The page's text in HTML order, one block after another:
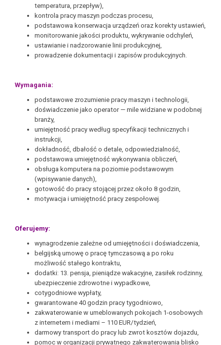
temperatura, przepływ),
kontrola pracy maszyn podczas procesu,
podstawowa konserwacja urządzeń oraz korekty ustawień,
monitorowanie jakości produktu, wykrywanie odchyleń,
ustawianie i nadzorowanie linii produkcyjnej,
prowadzenie dokumentacji i zapisów produkcyjnych.
Wymagania:
podstawowe zrozumienie pracy maszyn i technologii,
doświadczenie jako operator — mile widziane w podobnej
branży,
umiejętność pracy według specyfikacji technicznych i
instrukcji,
dokładność, dbałość o detale, odpowiedzialność,
podstawowa umiejętność wykonywania obliczeń,
obsługa komputera na poziomie podstawowym
(wpisywanie danych),
gotowość do pracy stojącej przez około 8 godzin,
motywacja i umiejętność pracy zespołowej.
Oferujemy:
wynagrodzenie zależne od umiejętności i doświadczenia,
belgijską umowę o pracę tymczasową a po roku
możliwość stałego kontraktu,
dodatki: 13. pensja, pieniądze wakacyjne, zasiłek rodzinny,
ubezpieczenie zdrowotne i wypadkowe,
cotygodniowe wypłaty,
gwarantowane 40 godzin pracy tygodniowo,
zakwaterowanie w umeblowanych pokojach 1-osobowych
z internetem i mediami – 110 EUR/tydzień,
darmowy transport do pracy lub zwrot kosztów dojazdu,
pomoc w organizacji prywatnego zakwaterowania blisko